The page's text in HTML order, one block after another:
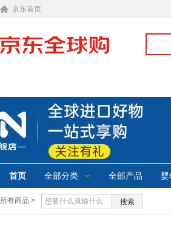
京东首页
首页 全部分类 全部产品 婴
所有商品 > 搜索